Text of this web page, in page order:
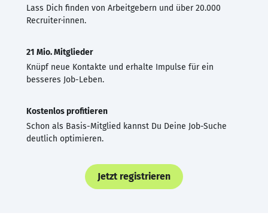
Lass Dich finden von Arbeitgebern und über 20.000
Recruiter·innen.
21 Mio. Mitglieder
Knüpf neue Kontakte und erhalte Impulse für ein
besseres Job-Leben.
Kostenlos profitieren
Schon als Basis-Mitglied kannst Du Deine Job-Suche
deutlich optimieren.
Jetzt registrieren